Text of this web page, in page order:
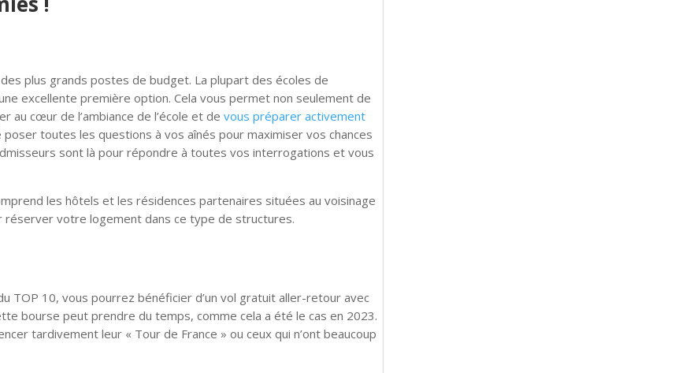
plus grands postes de budget. La plupart des écoles de
excellente première option. Cela vous permet non seulement de
au cœur de l’ambiance de l’école et de vous préparer activement
toutes les questions à vos aînés pour maximiser vos chances
sont là pour répondre à toutes vos interrogations et vous
les hôtels et les résidences partenaires situées au voisinage
réserver votre logement dans ce type de structures.
TOP 10, vous pourrez bénéficier d’un vol gratuit aller-retour avec
bourse peut prendre du temps, comme cela a été le cas en 2023.
tardivement leur « Tour de France » ou ceux qui n’ont beaucoup